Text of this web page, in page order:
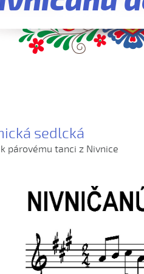
sedlcká
párovému tanci z Nivnice